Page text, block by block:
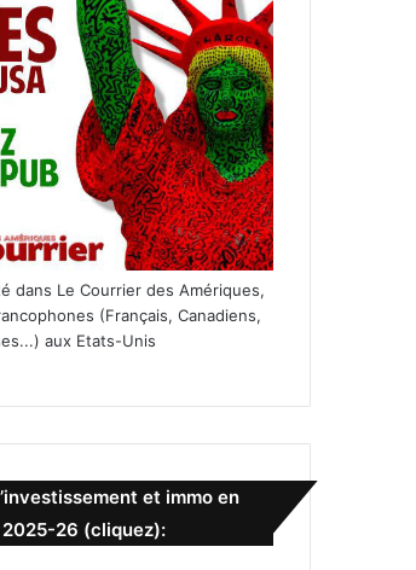
dans Le Courrier des Amériques,
(Français, Canadiens,
aux Etats-Unis
et immo en
2025-26 (cliquez):